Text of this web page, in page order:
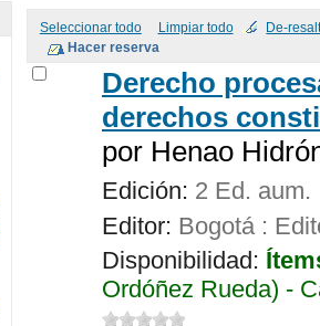
Seleccionar todo Limpiar todo De-
Derecho
derechos
por Henao
Edición: 2 Ed. aum.
Editor: Bogotá :
Disponibilidad:
Ordóñez Rueda) -